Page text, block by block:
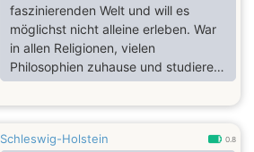
faszinierenden Welt und will es
möglichst nicht alleine erleben. War
in allen Religionen, vielen
Philosophien zuhause und studiere
jetzt oft theor. Physik. Liebe die
Kommunikation, Begegnung mit den
altruistisches Streben, denn es muß
Schleswig-Holstein 0.8